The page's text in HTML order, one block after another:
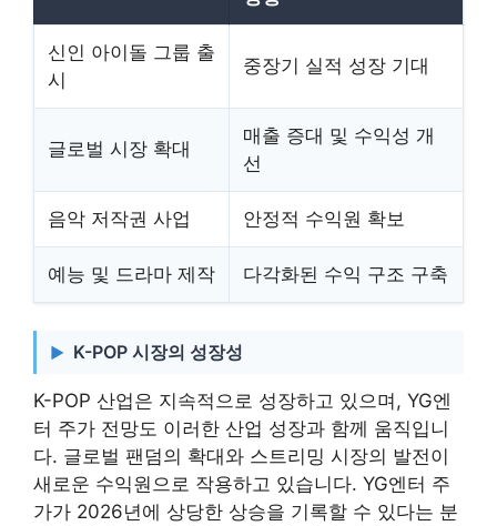
신인 아이돌 그룹 출
시
중장기 실적 성장 기대
글로벌 시장 확대
매출 증대 및 수익성 개
선
음악 저작권 사업 안정적 수익원 확보
예능 및 드라마 제작 다각화된 수익 구조 구축
K-POP 시장의 성장성
K-POP 산업은 지속적으로 성장하고 있으며, YG엔
터 주가 전망도 이러한 산업 성장과 함께 움직입니
다. 글로벌 팬덤의 확대와 스트리밍 시장의 발전이
새로운 수익원으로 작용하고 있습니다. YG엔터 주
가가 2026년에 상당한 상승을 기록할 수 있다는 분